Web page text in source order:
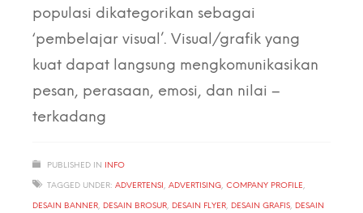
populasi dikategorikan sebagai
‘pembelajar visual’. Visual/grafik yang
kuat dapat langsung mengkomunikasikan
pesan, perasaan, emosi, dan nilai –
terkadang
PUBLISHED IN INFO
TAGGED UNDER: ADVERTENSI, ADVERTISING, COMPANY PROFILE,
DESAIN BANNER, DESAIN BROSUR, DESAIN FLYER, DESAIN GRAFIS, DESAIN